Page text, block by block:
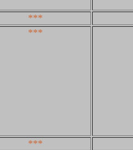
***
***
***